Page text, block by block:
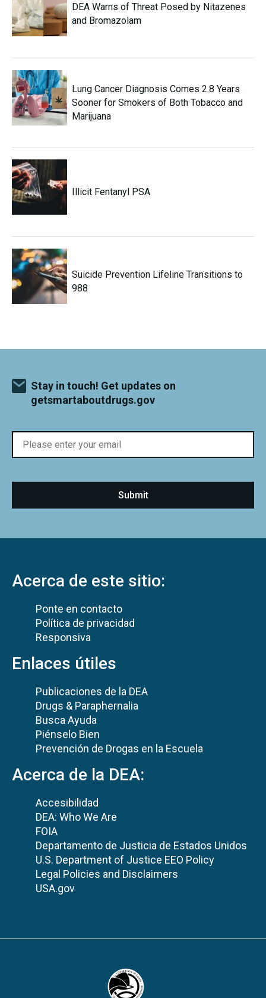
DEA Warns of Threat Posed by Nitazenes
and Bromazolam
Lung Cancer Diagnosis Comes 2.8 Years
Sooner for Smokers of Both Tobacco and
Marijuana
Illicit Fentanyl PSA
Suicide Prevention Lifeline Transitions to
988
Stay in touch! Get updates on
getsmartaboutdrugs.gov
Acerca de este sitio:
Ponte en contacto
Política de privacidad
Responsiva
Enlaces útiles
Publicaciones de la DEA
Drugs & Paraphernalia
Busca Ayuda
Piénselo Bien
Prevención de Drogas en la Escuela
Acerca de la DEA:
Accesibilidad
DEA: Who We Are
FOIA
Departamento de Justicia de Estados Unidos
U.S. Department of Justice EEO Policy
Legal Policies and Disclaimers
USA.gov